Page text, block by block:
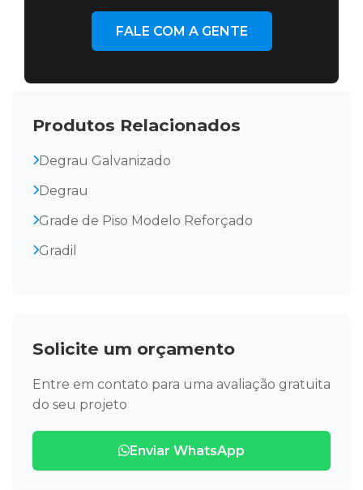
FALE COM A GENTE
Produtos Relacionados
Degrau Galvanizado
Degrau
Grade de Piso Modelo Reforçado
Gradil
Solicite um orçamento
Entre em contato para uma avaliação gratuita
do seu projeto
Enviar WhatsApp